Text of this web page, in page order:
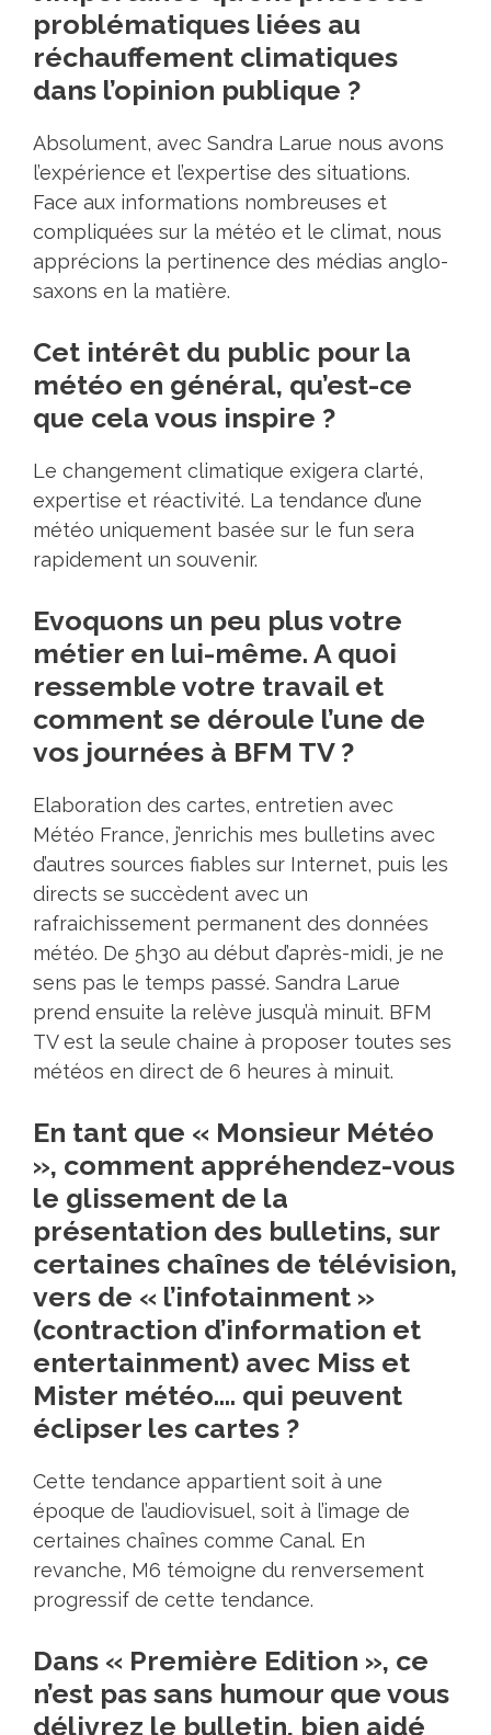
problématiques liées au
réchauffement climatiques
dans l’opinion publique ?
Absolument, avec Sandra Larue nous avons
l’expérience et l’expertise des situations.
Face aux informations nombreuses et
compliquées sur la météo et le climat, nous
apprécions la pertinence des médias anglo-
saxons en la matière.
Cet intérêt du public pour la
météo en général, qu’est-ce
que cela vous inspire ?
Le changement climatique exigera clarté,
expertise et réactivité. La tendance d’une
météo uniquement basée sur le fun sera
rapidement un souvenir.
Evoquons un peu plus votre
métier en lui-même. A quoi
ressemble votre travail et
comment se déroule l’une de
vos journées à BFM TV ?
Elaboration des cartes, entretien avec
Météo France, j’enrichis mes bulletins avec
d’autres sources fiables sur Internet, puis les
directs se succèdent avec un
rafraichissement permanent des données
météo. De 5h30 au début d’après-midi, je ne
sens pas le temps passé. Sandra Larue
prend ensuite la relève jusqu’à minuit. BFM
TV est la seule chaine à proposer toutes ses
météos en direct de 6 heures à minuit.
En tant que « Monsieur Météo
», comment appréhendez-vous
le glissement de la
présentation des bulletins, sur
certaines chaînes de télévision,
vers de « l’infotainment »
(contraction d’information et
entertainment) avec Miss et
Mister météo…. qui peuvent
éclipser les cartes ?
Cette tendance appartient soit à une
époque de l’audiovisuel, soit à l’image de
certaines chaînes comme Canal. En
revanche, M6 témoigne du renversement
progressif de cette tendance.
Dans « Première Edition », ce
n’est pas sans humour que vous
délivrez le bulletin, bien aidé